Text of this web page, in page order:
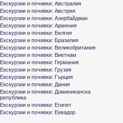
Екскурзии и почивки: Австралия
Екскурзии и почивки: Австрия
Екскурзии и почивки: Азербайджан
Екскурзии и почивки: Армения
Екскурзии и почивки: Белгия
Екскурзии и почивки: Бразилия
Екскурзии и почивки: Великобритания
Екскурзии и почивки: Виетнам
Екскурзии и почивки: Германия
Екскурзии и почивки: Грузия
Екскурзии и почивки: Гърция
Екскурзии и почивки: Дания
Екскурзии и почивки: Доминиканска
република
Екскурзии и почивки: Египет
Екскурзии и почивки: Еквадор